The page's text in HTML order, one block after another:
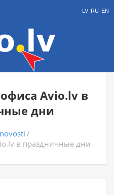
LV RU EN
Avio.lv в
дни
novosti
в праздничные дни